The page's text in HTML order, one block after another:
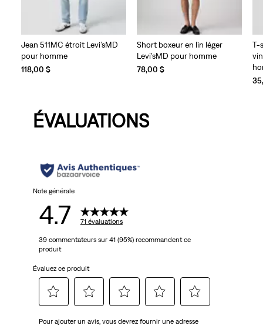
Jean 511MC étroit Levi’sMD
pour homme
118,00 $
Short boxeur en lin léger
Levi’sMD pour homme
78,00 $
T-
ÉVALUATIONS
Note générale
4.7 71 évaluations
39 commentateurs sur 41 (95%) recommandent ce
produit
Évaluez ce produit
pour
pour
pour
pour
pour
Pour ajouter un avis, vous devrez fournir une adresse